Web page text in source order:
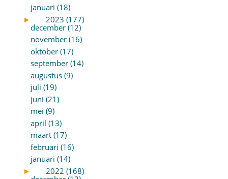
januari (18)
►
2023 (177)
december (12)
november (16)
oktober (17)
september (14)
augustus (9)
juli (19)
juni (21)
mei (9)
april (13)
maart (17)
februari (16)
januari (14)
►
2022 (168)